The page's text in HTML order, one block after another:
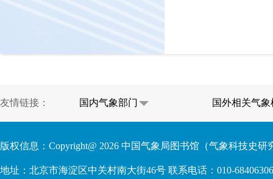
友情链接： 国内气象部门 国外相关气象
版权信息：Copyright@ 2026 中国气象局图书馆（气象科技史研
地址：北京市海淀区中关村南大街46号 联系电话：010-